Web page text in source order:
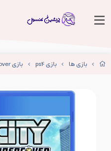
بازی ها بازی ps4 بازی LEGO®City Undercover برای پلی استیشن 4